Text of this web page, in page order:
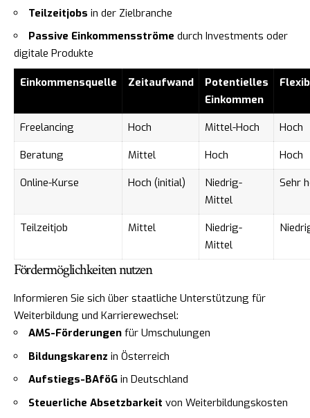
Teilzeitjobs in der Zielbranche
Passive Einkommensströme durch Investments oder
digitale Produkte
Einkommensquelle Zeitaufwand
Potentielles
Einkommen
Freelancing Hoch Mittel-Hoch
Hoch
Beratung
Mittel Hoch
Hoch
Online-Kurse
Hoch (initial)
Niedrig-
Mittel
Sehr
Teilzeitjob Mittel
Niedrig-
Mittel
Fördermöglichkeiten nutzen
Informieren Sie sich über staatliche Unterstützung für
Weiterbildung und Karrierewechsel:
AMS-Förderungen für Umschulungen
Bildungskarenz in Österreich
Aufstiegs-BAföG in Deutschland
Steuerliche Absetzbarkeit von Weiterbildungskosten